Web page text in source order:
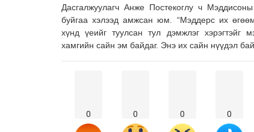
Дасгалжуулагч Анже Постекоглу ч
буйгаа хэлээд амжсан юм. “Мэддерс их
хүнд үеийг туулсан тул дэмжлэг хэрэгтэйг
хамгийн сайн эм байдаг. Энэ их сайн нүүдэл
0 0 0 0